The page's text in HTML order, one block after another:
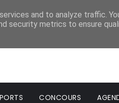
CONCOURS
and to analyze traffic.
security metrics to ensure